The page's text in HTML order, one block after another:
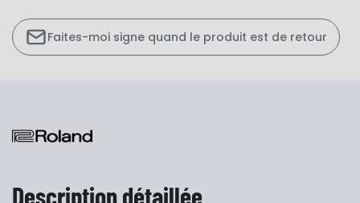
Faites-moi signe quand le produit est de retour
Description détaillée